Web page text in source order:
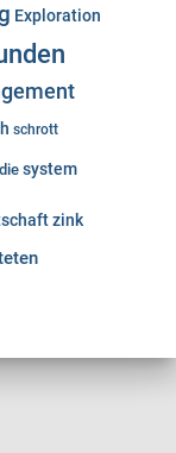
Exploration
schrott
system
zink